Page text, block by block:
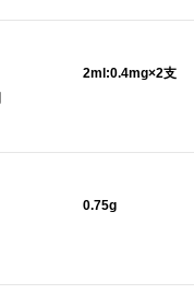
2ml:0.4mg×2支
0.75g